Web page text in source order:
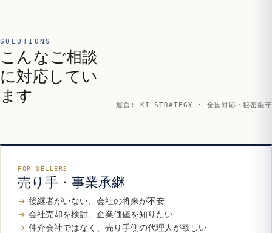
SOLUTIONS
こんなご相談
に対応してい
ます
運営: KI STRATEGY · 全国対応・秘密厳守
FOR SELLERS
売り手・事業承継
後継者がいない、会社の将来が不安
会社売却を検討、企業価値を知りたい
仲介会社ではなく、売り手側の代理人が欲しい